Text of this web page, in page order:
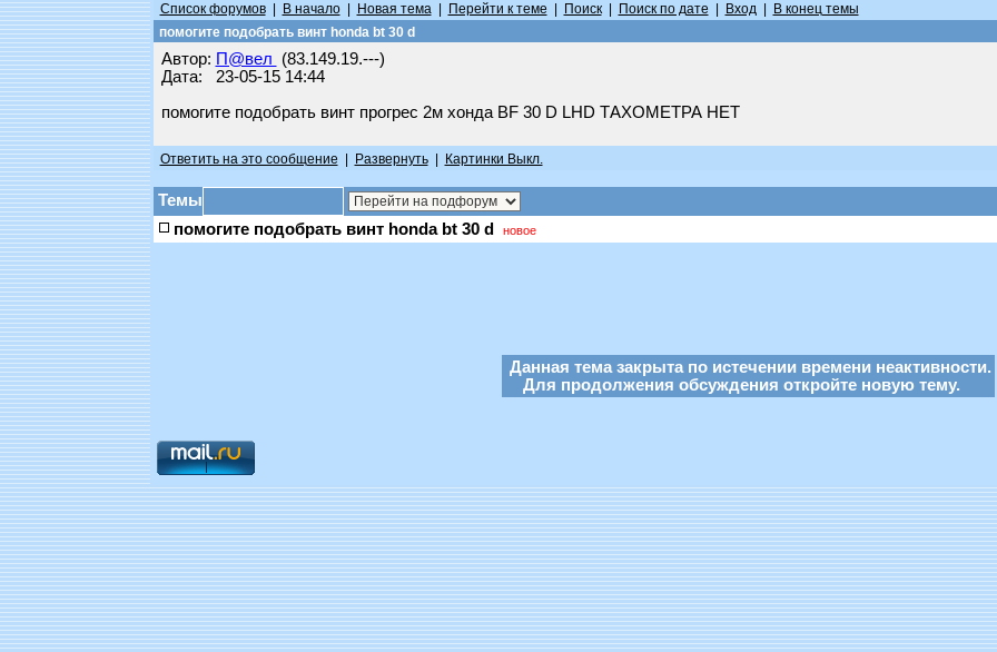
Список форумов| В начало| Новая тема| Перейти к теме Поиск| Поиск по дате Вход| В конец темы
помогите подобрать винт honda bt 30 d
Автор: П@вел
(83.149.19.---)
Дата: 23-05-15 14:44
помогите подобрать винт прогрес 2м хонда BF 30 D LHD ТАХОМЕТРА НЕТ
Ответить на это сообщение Развернуть| Картинки Выкл.
Темы
помогите подобрать винт honda bt 30 d
новое
Данная тема закрыта по истечении времени неактивности.
Для продолжения обсуждения откройте новую тему.